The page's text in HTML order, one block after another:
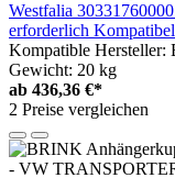
Westfalia
erforderlich
Kompatible Hersteller:
Gewicht: 20 kg
ab 436,36 €*
2 Preise vergleichen